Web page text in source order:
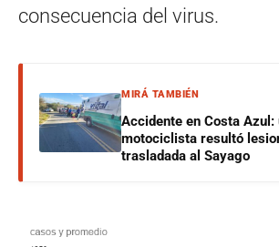
consecuencia del virus.
MIRÁ TAMBIÉN
Accidente en Costa Azul:
motociclista resultó
trasladada al Sayago